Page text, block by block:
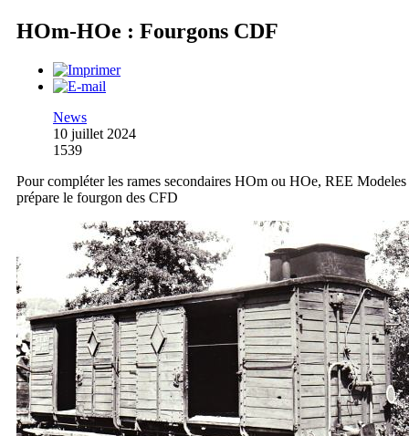
HOm-HOe : Fourgons CDF
News
10 juillet 2024
1539
Pour compléter les rames secondaires HOm ou HOe, REE Modeles
prépare le fourgon des CFD